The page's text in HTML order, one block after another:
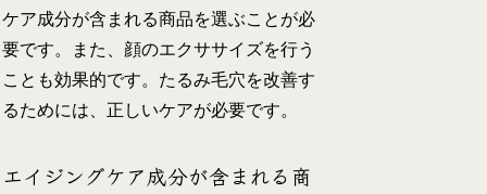
ケア成分が含まれる商品を選ぶことが必
要です。また、顔のエクササイズを行う
ことも効果的です。たるみ毛穴を改善す
るためには、正しいケアが必要です。
エイジングケア成分が含まれる商